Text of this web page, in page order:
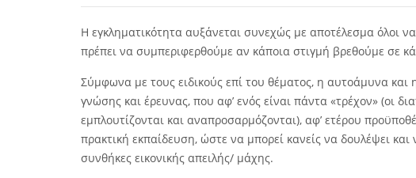
Η εγκληματικότητα αυξάνεται συνεχώς με αποτέλεσμα όλοι
πρέπει να συμπεριφερθούμε αν κάποια στιγμή βρεθούμε σε
Σύμφωνα με τους ειδικούς επί του θέματος, η αυτοάμυνα
γνώσης και έρευνας, που αφ’ ενός είναι πάντα «τρέχον» (οι
εμπλουτίζονται και αναπροσαρμόζονται), αφ’ ετέρου
πρακτική εκπαίδευση, ώστε να μπορεί κανείς να δουλέψει
συνθήκες εικονικής απειλής/ μάχης.